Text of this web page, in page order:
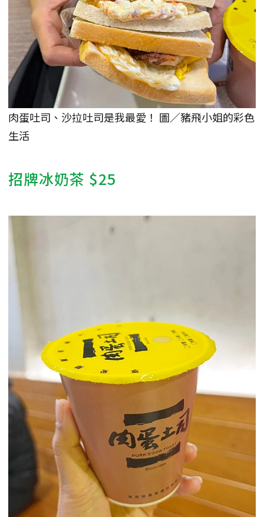
肉蛋吐司、沙拉吐司是我最愛！ 圖／豬飛小姐的彩色
生活
招牌冰奶茶 $25